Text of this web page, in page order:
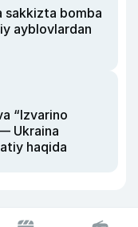
sakkizta bomba
ayblovlardan
“Izvarino
Ukraina
haqida